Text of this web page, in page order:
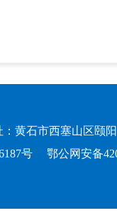
黄石市西塞山区颐
号 鄂公网安备